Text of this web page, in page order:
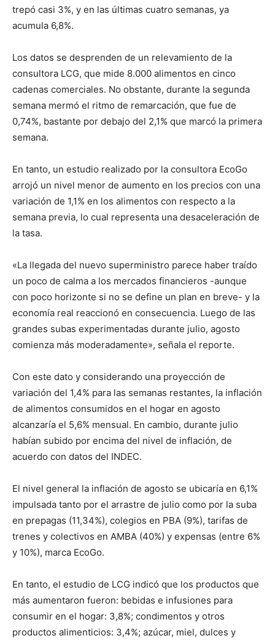
trepó casi 3%, y en las últimas cuatro semanas, ya
acumula 6,8%.
Los datos se desprenden de un relevamiento de la
consultora LCG, que mide 8.000 alimentos en cinco
cadenas comerciales. No obstante, durante la segunda
semana mermó el ritmo de remarcación, que fue de
0,74%, bastante por debajo del 2,1% que marcó la primera
semana.
En tanto, un estudio realizado por la consultora EcoGo
arrojó un nivel menor de aumento en los precios con una
variación de 1,1% en los alimentos con respecto a la
semana previa, lo cual representa una desaceleración de
la tasa.
«La llegada del nuevo superministro parece haber traído
un poco de calma a los mercados financieros -aunque
con poco horizonte si no se define un plan en breve- y la
economía real reaccionó en consecuencia. Luego de las
grandes subas experimentadas durante julio, agosto
comienza más moderadamente», señala el reporte.
Con este dato y considerando una proyección de
variación del 1,4% para las semanas restantes, la inflación
de alimentos consumidos en el hogar en agosto
alcanzaría el 5,6% mensual. En cambio, durante julio
habían subido por encima del nivel de inflación, de
acuerdo con datos del INDEC.
El nivel general la inflación de agosto se ubicaría en 6,1%
impulsada tanto por el arrastre de julio como por la suba
en prepagas (11,34%), colegios en PBA (9%), tarifas de
trenes y colectivos en AMBA (40%) y expensas (entre 6%
y 10%), marca EcoGo.
En tanto, el estudio de LCG indicó que los productos que
más aumentaron fueron: bebidas e infusiones para
consumir en el hogar: 3,8%; condimentos y otros
productos alimenticios: 3,4%; azúcar, miel, dulces y